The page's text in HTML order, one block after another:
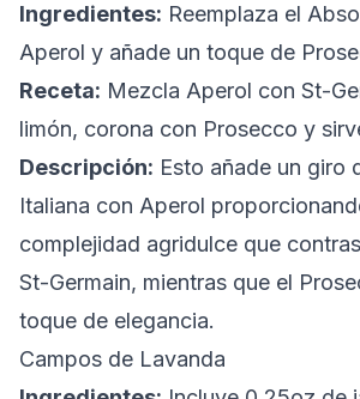
Ingredientes: Reemplaza el
Aperol y añade un toque de
Receta: Mezcla Aperol con St-
limón, corona con Prosecco y
Descripción: Esto añade un giro
Italiana con Aperol
complejidad agridulce que
St-Germain, mientras que el
toque de elegancia.
Campos de Lavanda